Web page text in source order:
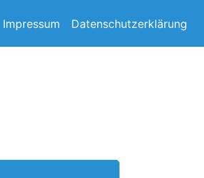
Impressum Datenschutzerklärung